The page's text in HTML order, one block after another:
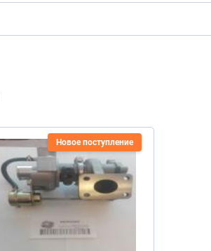
Новое поступление